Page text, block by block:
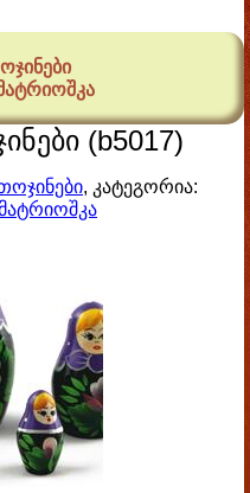
(b5017)
, კატეგორია: